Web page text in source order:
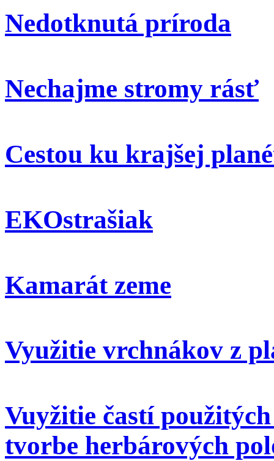
Nedotknutá príroda
Nechajme stromy rásť
Cestou ku krajšej
EKOstrašiak
Kamarát zeme
Využitie vrchnákov z
Vuyžitie častí
tvorbe herbárových